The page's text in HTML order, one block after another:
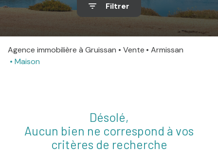
Notre
Contact
Filtrer
Agence immobilière à Gruissan Vente
Armissan
Maison
Désolé,
Aucun bien ne correspond à vos
critères de recherche